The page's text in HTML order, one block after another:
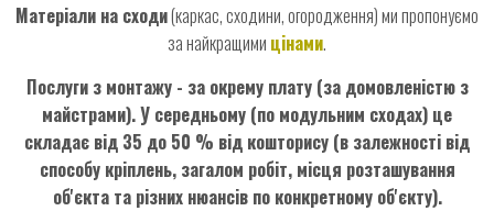
Матеріали на сходи(каркас, сходини, огородження) ми пропонуємо
за найкращими цінами.
Послуги з монтажу - за окрему плату (за домовленістю з
майстрами). У середньому (по модульним сходах) це
складає від 35 до 50 % від кошторису (в залежності від
способу кріплень, загалом робіт, місця розташування
об'єкта та різних нюансів по конкретному об'єкту).